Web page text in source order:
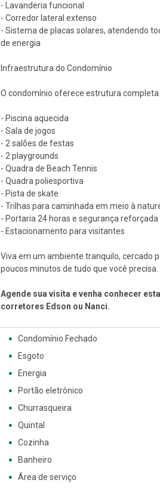
- Lavanderia funcional
- Corredor lateral extenso
- Sistema de placas solares, atendendo
de energia
Infraestrutura do Condomínio
O condomínio oferece estrutura
- Piscina aquecida
- Sala de jogos
- 2 salões de festas
- 2 playgrounds
- Quadra de Beach Tennis
- Quadra poliesportiva
- Pista de skate
- Trilhas para caminhada em meio à
- Portaria 24 horas e segurança reforçada
- Estacionamento para visitantes
Viva em um ambiente tranquilo, cercado
poucos minutos de tudo que você precisa.
Agende sua visita e venha conhecer
corretores Edson ou Nanci.
Condomínio Fechado
Esgoto
Energia
Portão eletrônico
Churrasqueira
Quintal
Cozinha
Banheiro
Área de serviço